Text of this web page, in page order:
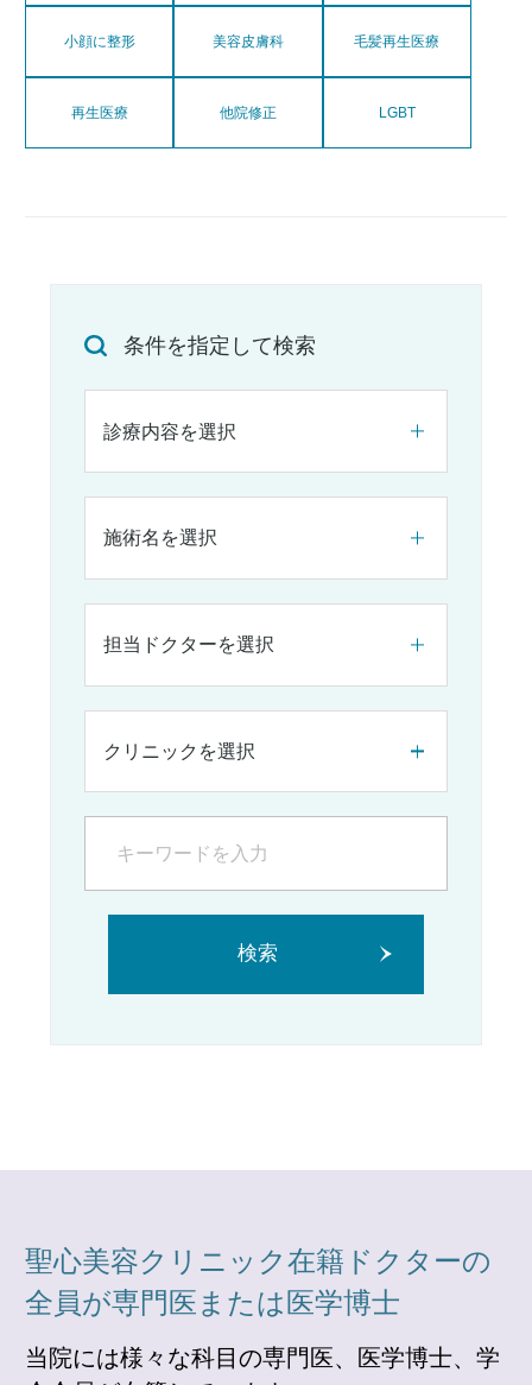
小顔に整形 美容皮膚科 毛髪再生医療
再生医療 他院修正 LGBT
条件を指定して検索
診療内容を選択
施術名を選択
担当ドクターを選択
クリニックを選択
検索
聖心美容クリニック在籍ドクターの
全員が専門医または医学博士
当院には様々な科目の専門医、医学博士、学